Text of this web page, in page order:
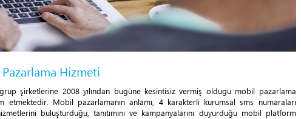
Hizmeti
şirketlerine 2008 yılından bugüne kesintisiz vermiş oldugu mobil pazarlama
etmektedir. Mobil pazarlamanın anlamı; 4 karakterli kurumsal sms numaraları
buluşturduğu, tanıtımını ve kampanyalarını duyurduğu mobil platform